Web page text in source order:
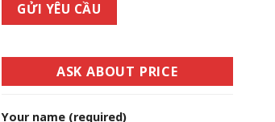
ASK ABOUT PRICE
Your name (required)